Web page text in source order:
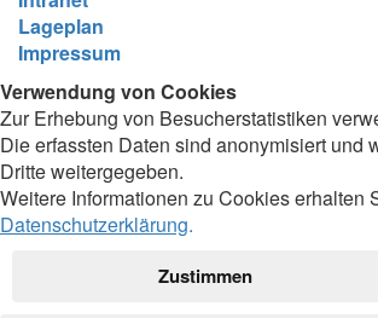
Lageplan
Impressum
Verwendung von Cookies
Zur Erhebung von Besucherstatistiken
Die erfassten Daten sind anonymisiert und
Dritte weitergegeben.
Weitere Informationen zu Cookies erhalten
Datenschutzerklärung.
Zustimmen